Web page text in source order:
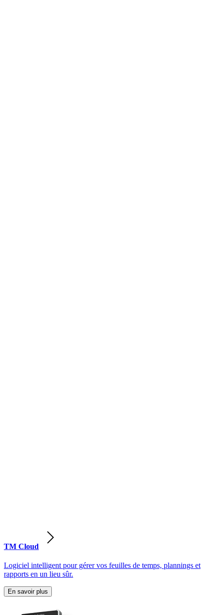
TM Cloud
Logiciel intelligent pour gérer vos feuilles de temps, plannings et
rapports en un lieu sûr.
En savoir plus